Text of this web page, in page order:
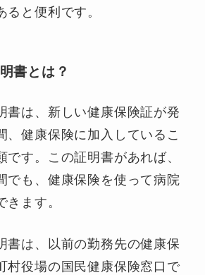
ると便利です。
書とは？
書は、新しい健康保険証が発
、健康保険に加入しているこ
です。この証明書があれば、
でも、健康保険を使って病院
きます。
書は、以前の勤務先の健康保
村役場の国民健康保険窓口で